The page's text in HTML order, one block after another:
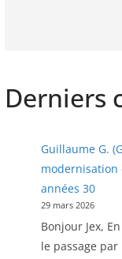
Derniers
Guillaume G.
modernisation
années 30
29 mars 2026
Bonjour Jex,
le passage